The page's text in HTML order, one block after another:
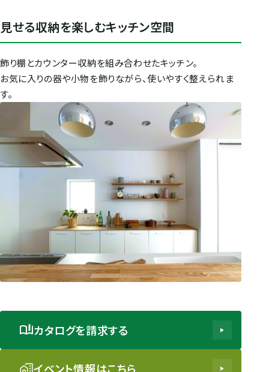
見せる収納を楽しむキッチン空間
飾り棚とカウンター収納を組み合わせたキッチン。
お気に入りの器や小物を飾りながら、使いやすく整えられま
す。
カタログを請求する
イベント情報はこちら